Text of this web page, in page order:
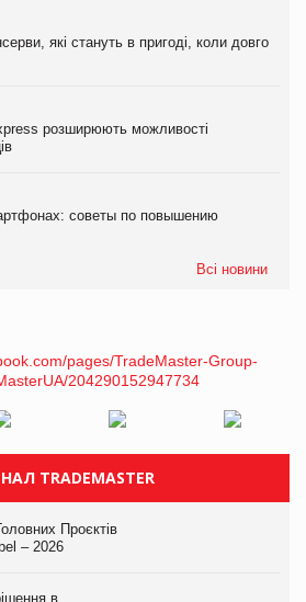
які стануть в пригоді, коли довго
розширюють можливості
советы по повышению
Всі новини
TRADEMASTER
Проєктів
– 2026
в